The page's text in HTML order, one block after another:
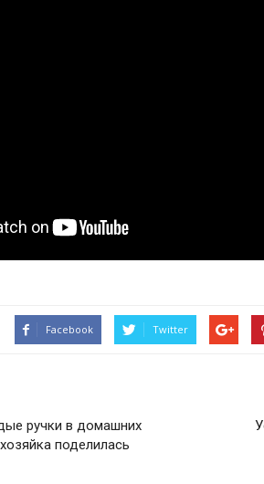
Facebook Twitter
ручки в домашних
поделилась